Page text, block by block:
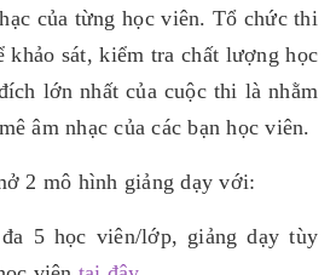
của từng học viên. Tổ chức thi
khảo sát, kiểm tra chất lượng học
lớn nhất của cuộc thi là nhằm
âm nhạc của các bạn học viên.
2 mô hình giảng dạy với:
5 học viên/lớp, giảng dạy tùy